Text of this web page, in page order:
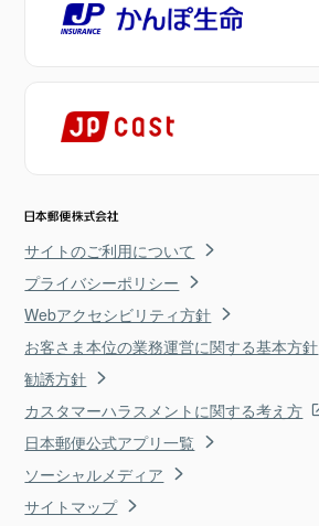
サイトのご利用について
プライバシーポリシー
Webアクセシビリティ方針
お客さま本位の業務運営に関する基本方針
勧誘方針
カスタマーハラスメントに関する考え方
日本郵便公式アプリ一覧
ソーシャルメディア
サイトマップ